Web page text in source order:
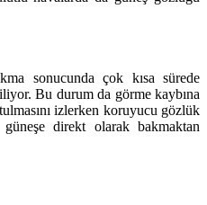
sonucunda çok kısa sürede
Bu durum da görme kaybına
izlerken koruyucu gözlük
direkt olarak bakmaktan